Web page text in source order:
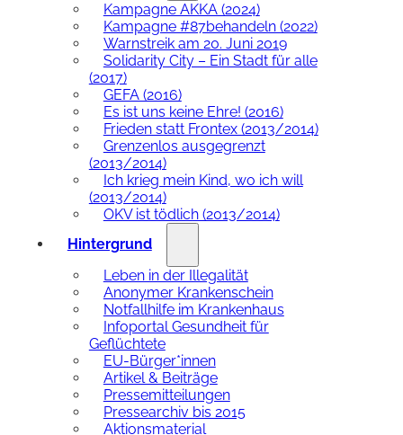
Kampagne AKKA (2024)
Kampagne #87behandeln (2022)
Warnstreik am 20. Juni 2019
Solidarity City – Ein Stadt für alle
(2017)
GEFA (2016)
Es ist uns keine Ehre! (2016)
Frieden statt Frontex (2013/2014)
Grenzenlos ausgegrenzt
(2013/2014)
Ich krieg mein Kind, wo ich will
(2013/2014)
OKV ist tödlich (2013/2014)
Hintergrund
Leben in der Illegalität
Anonymer Krankenschein
Notfallhilfe im Krankenhaus
Infoportal Gesundheit für
Geflüchtete
EU-Bürger*innen
Artikel & Beiträge
Pressemitteilungen
Pressearchiv bis 2015
Aktionsmaterial